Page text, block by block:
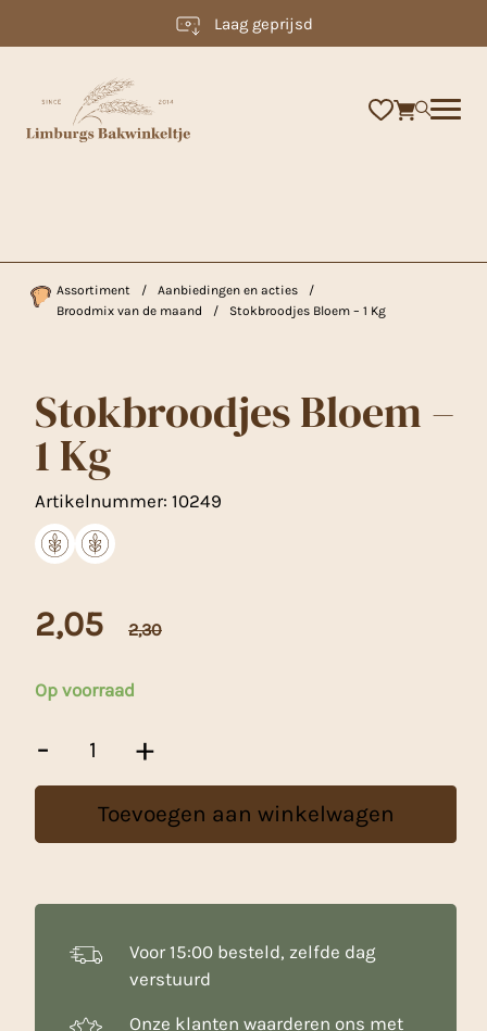
Laag geprijsd
Assortiment / Aanbiedingen en acties
/
Broodmix van de maand
/ Stokbroodjes Bloem – 1 Kg
Stokbroodjes Bloem –
1 Kg
Artikelnummer: 10249
2,05 2,30
Op voorraad
-
Bloem
1
aantal
+
Toevoegen aan winkelwagen
Voor 15:00 besteld, zelfde dag
verstuurd
Onze klanten waarderen ons met